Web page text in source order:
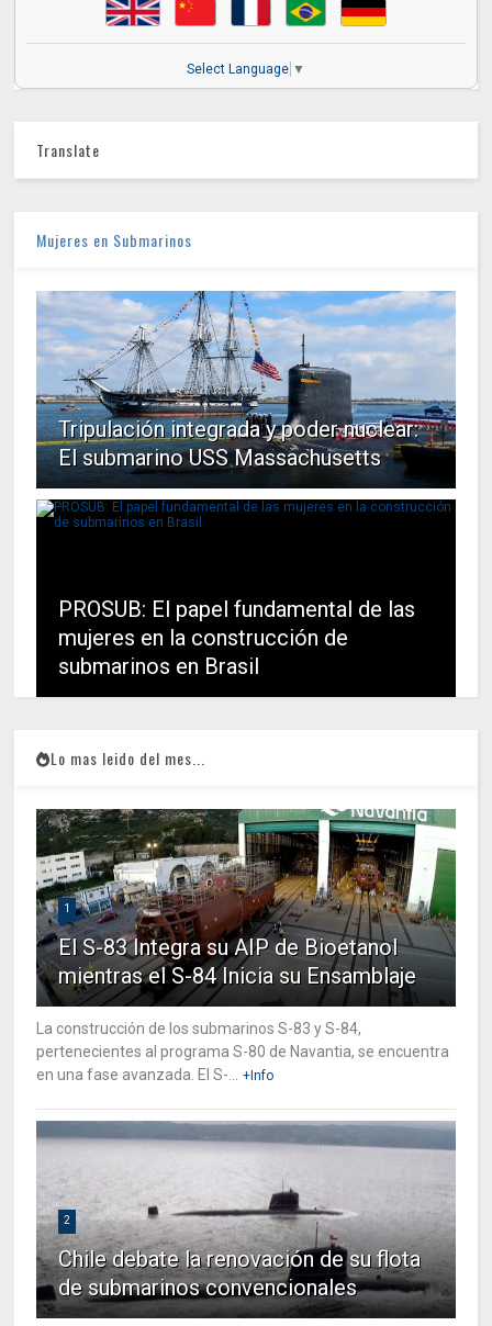
Select Language ▼
Translate
Mujeres en Submarinos
Tripulación integrada y poder nuclear:
El submarino USS Massachusetts
PROSUB: El papel fundamental de las
mujeres en la construcción de
submarinos en Brasil
Lo mas leido del mes...
1
El S-83 Integra su AIP de Bioetanol
mientras el S-84 Inicia su Ensamblaje
La construcción de los submarinos S-83 y S-84,
pertenecientes al programa S-80 de Navantia, se encuentra
en una fase avanzada. El S-...
+Info
2
Chile debate la renovación de su flota
de submarinos convencionales